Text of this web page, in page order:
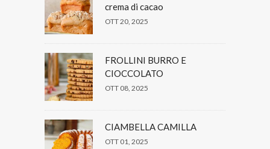
crema di cacao
OTT 20, 2025
FROLLINI BURRO E
CIOCCOLATO
OTT 08, 2025
CIAMBELLA CAMILLA
OTT 01, 2025